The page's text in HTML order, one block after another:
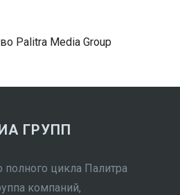
Palitra Media Group
ГРУПП
полного цикла Палитра
компаний,